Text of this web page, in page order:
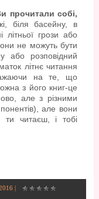
прочитали собі,
біля басейну, в
літньої грози або
не можуть бути
або розповідний
літнє читання
на те, що
з його книг-це
але з різними
але вони
читаєш, і тобі
|